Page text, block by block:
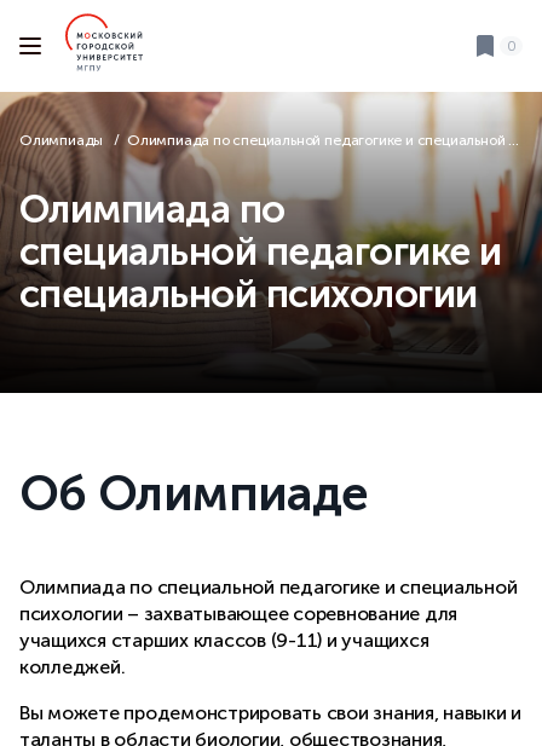
0
Олимпиады Олимпиада по специальной педагогике и специальной психологии
Олимпиада по
специальной педагогике и
специальной психологии
Об Олимпиаде
Олимпиада по специальной педагогике и специальной
психологии – захватывающее соревнование для
учащихся старших классов (9-11) и учащихся
колледжей.
Вы можете продемонстрировать свои знания, навыки и
таланты в области биологии, обществознания,